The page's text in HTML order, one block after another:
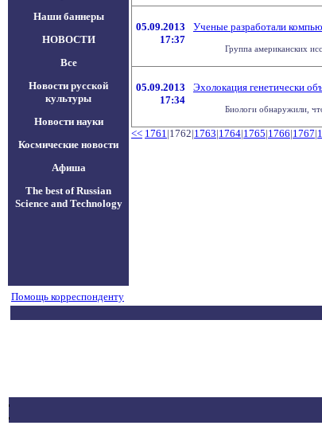
Наши баннеры
НОВОСТИ
Все
Новости русской
культуры
Новости науки
Космические новости
Афиша
The best of Russian
Science and Technology
05.09.2013
17:37
Ученые разработали
Группа американских
05.09.2013
17:34
Эхолокация генетически
Биологи обнаружили,
<< 1761|1762|1763|1764|1765|1766|1767|
Помощь корреспонденту